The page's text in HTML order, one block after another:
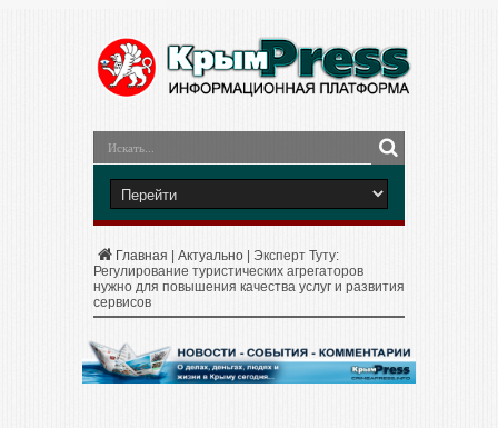
Главная Актуально
Эксперт Туту:
Регулирование туристических агрегаторов
нужно для повышения качества услуг и развития
сервисов